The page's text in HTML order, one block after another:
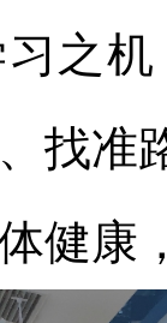
之
找准
健康